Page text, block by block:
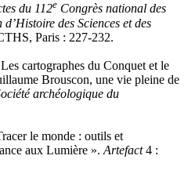
du 112e Congrès national des
d’Histoire des Sciences et des
Paris : 227-232.
cartographes du Conquet et le
Brouscon, une vie pleine de
archéologique du
le monde : outils et
aux Lumière ». Artefact4 :